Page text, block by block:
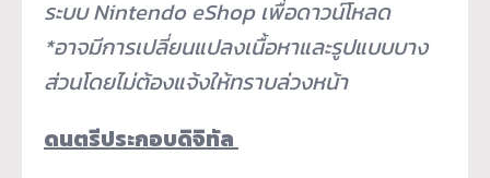
ระบบ Nintendo eShop เพื่อดาวน์โหลด
*อาจมีการเปลี่ยนแปลงเนื้อหาและรูปแบบบาง
ส่วนโดยไม่ต้องแจ้งให้ทราบล่วงหน้า
ดนตรีประกอบดิจิทัล